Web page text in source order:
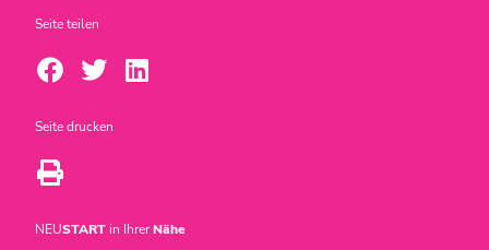
Seite teilen
Seite drucken
NEUSTARTin IhrerNähe